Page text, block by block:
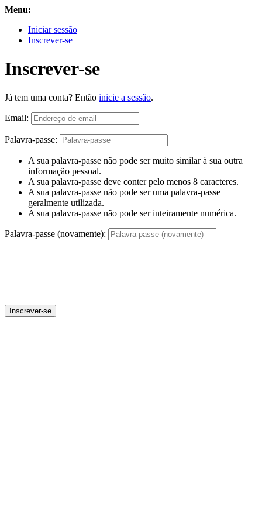
Menu:
Iniciar sessão
Inscrever-se
Inscrever-se
Já tem uma conta? Então inicie a sessão.
Email:
Palavra-passe:
A sua palavra-passe não pode ser muito similar à sua outra
informação pessoal.
A sua palavra-passe deve conter pelo menos 8 caracteres.
A sua palavra-passe não pode ser uma palavra-passe
geralmente utilizada.
A sua palavra-passe não pode ser inteiramente numérica.
Palavra-passe (novamente):
Inscrever-se